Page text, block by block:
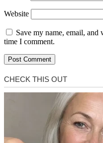
Website
Save my name, email,
time I comment.